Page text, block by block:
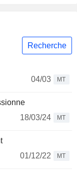
Recherche
04/03
MT
18/03/24
MT
01/12/22
MT